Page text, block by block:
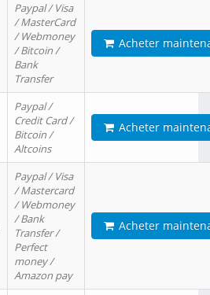
Paypal / Visa
/ MasterCard
/ Webmoney
/ Bitcoin /
Bank
Transfer
Acheter
Paypal /
Credit Card /
Bitcoin /
Altcoins
Acheter
Paypal / Visa
/ Mastercard
/ Webmoney
/ Bank
Transfer /
Perfect
money /
Amazon pay
Acheter